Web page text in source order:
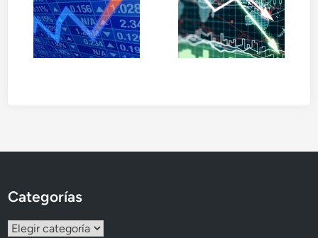
Categorías
Categorías